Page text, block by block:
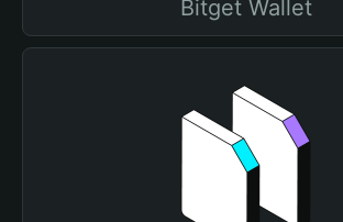
Bitget Wallet